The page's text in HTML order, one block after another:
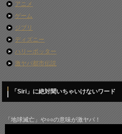
アニメ
ゲーム
ジブリ
ディズニー
ハリーポッター
激ヤバ都市伝説
「Siri」に絶対聞いちゃいけないワード
「地球滅亡」や○○の意味が激ヤバ！